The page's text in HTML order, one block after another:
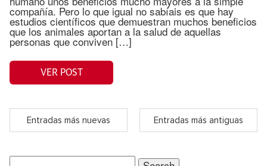
compañía. Pero lo que igual no sabíais es que hay
estudios científicos que demuestran muchos beneficios
que los animales aportan a la salud de aquellas
personas que conviven […]
VER POST
Entradas más nuevas Entradas más antiguas
Search